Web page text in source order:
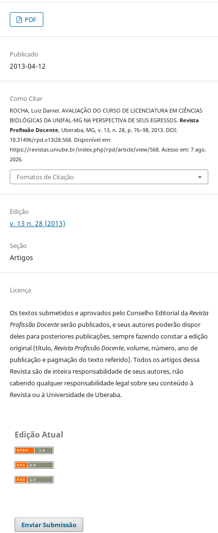
PDF
Publicado
2013-04-12
Como Citar
ROCHA, Luiz Daniel. AVALIAÇÃO DO CURSO DE LICENCIATURA EM CIÊNCIAS
BIOLÓGICAS DA UNIFAL-MG NA PERSPECTIVA DE SEUS EGRESSOS. Revista
Profissão Docente, Uberaba, MG, v. 13, n. 28, p. 76–98, 2013. DOI:
10.31496/rpd.v13i28.568. Disponível em:
https://revistas.uniube.br/index.php/rpd/article/view/568. Acesso em: 7 ago.
2026.
Fomatos de Citação
Edição
v. 13 n. 28 (2013)
Seção
Artigos
Licença
Os textos submetidos e aprovados pelo Conselho Editorial daRevista
Profissão Docenteserão publicados, e seus autores poderão dispor
deles para posteriores publicações, sempre fazendo constar a edição
original (título,Revista Profissão Docente, volume, número, ano de
publicação e paginação do texto referido). Todos os artigos dessa
Revista são de inteira responsabilidade de seus autores, não
cabendo qualquer responsabilidade legal sobre seu conteúdo à
Revista ou à Universidade de Uberaba.
Edição Atual
Enviar Submissão